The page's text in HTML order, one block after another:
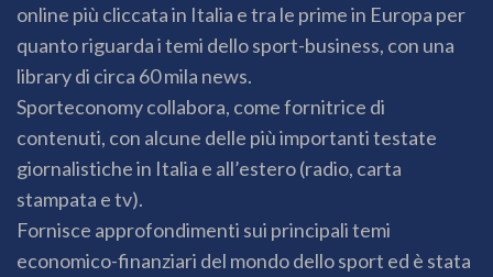
online più cliccata in Italia e tra le prime in Europa per
quanto riguarda i temi dello sport-business, con una
library di circa 60 mila news.
Sporteconomy collabora, come fornitrice di
contenuti, con alcune delle più importanti testate
giornalistiche in Italia e all’estero (radio, carta
stampata e tv).
Fornisce approfondimenti sui principali temi
economico-finanziari del mondo dello sport ed è stata